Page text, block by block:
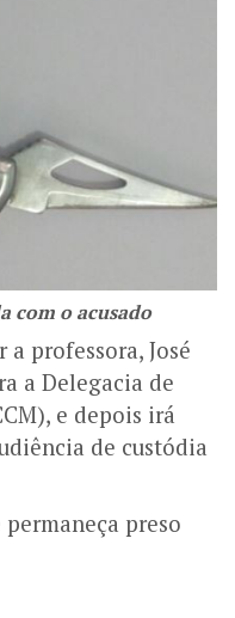
com o acusado
a professora, José
a Delegacia de
e depois irá
de custódia
preso